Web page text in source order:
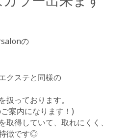
の
クステと同様の
扱っております。
案内になります！)
取得していて、取れにくく、
徴です◎